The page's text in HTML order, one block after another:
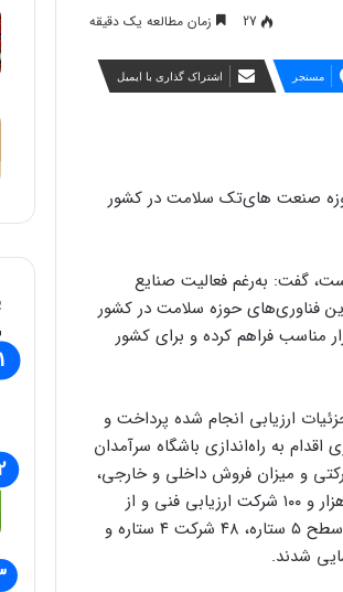
27 زمان مطالعه یک دقیقه
مسنجر اشتراک گذاری با ایمیل
صنعت های‌تک سلامت در کشور
گفت: به‌رغم فعالیت صنایع
فناوری‌های حوزه سلامت در کشور
مناسب فراهم کرده و برای کشور
ارزیابی انجام شده پرداخت و
به راه‌اندازی باشگاه سرآمدان
و میزان فروش داخلی و خارجی،
اقدام به رتبه‌بندی و انتخاب شرکت‌های دانش‌بنیان صادراتی برتر کرده است. یک هزار و ۱۰۰ شرکت ارزیابی فنی و از
میان آن‌ها ۵۱۳ شرکت به صورت کامل ارزیابی شده‌اند و از این تعداد ۴ شرکت در سطح ۵ ستاره، ۴۸ شرکت ۴ ستاره و